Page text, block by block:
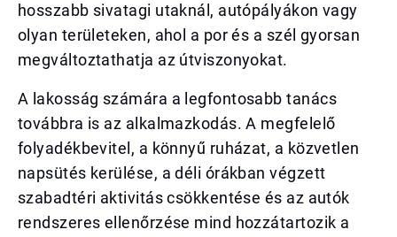
hosszabb sivatagi utaknál, autópályákon vagy
olyan területeken, ahol a por és a szél gyorsan
megváltoztathatja az útviszonyokat.
A lakosság számára a legfontosabb tanács
továbbra is az alkalmazkodás. A megfelelő
folyadékbevitel, a könnyű ruházat, a közvetlen
napsütés kerülése, a déli órákban végzett
szabadtéri aktivitás csökkentése és az autók
rendszeres ellenőrzése mind hozzátartozik a